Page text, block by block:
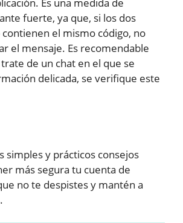
fuerte, ya que, si los dos
el mismo código, no
el mensaje. Es recomendable
de un chat en el que se
delicada, se verifique este
simples y prácticos consejos
más segura tu cuenta de
no te despistes y mantén a